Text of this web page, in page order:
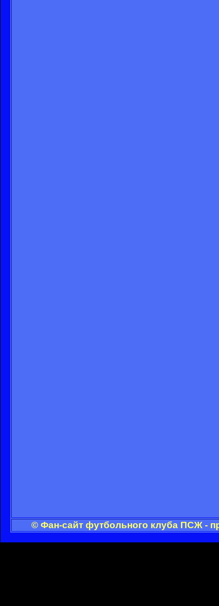
© Фан-сайт футбольного клуба ПСЖ -